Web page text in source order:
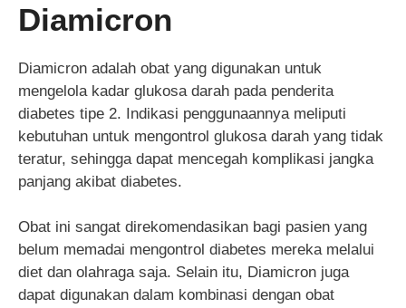
Diamicron
Diamicron adalah obat yang digunakan untuk
mengelola kadar glukosa darah pada penderita
diabetes tipe 2. Indikasi penggunaannya meliputi
kebutuhan untuk mengontrol glukosa darah yang tidak
teratur, sehingga dapat mencegah komplikasi jangka
panjang akibat diabetes.
Obat ini sangat direkomendasikan bagi pasien yang
belum memadai mengontrol diabetes mereka melalui
diet dan olahraga saja. Selain itu, Diamicron juga
dapat digunakan dalam kombinasi dengan obat